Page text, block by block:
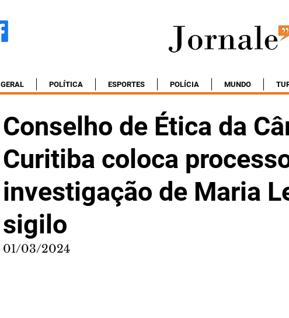
GERAL POLÍTICA ESPORTES POLÍCIA MUNDO
Conselho de Ética da
Curitiba coloca
investigação de Maria
sigilo
01/03/2024